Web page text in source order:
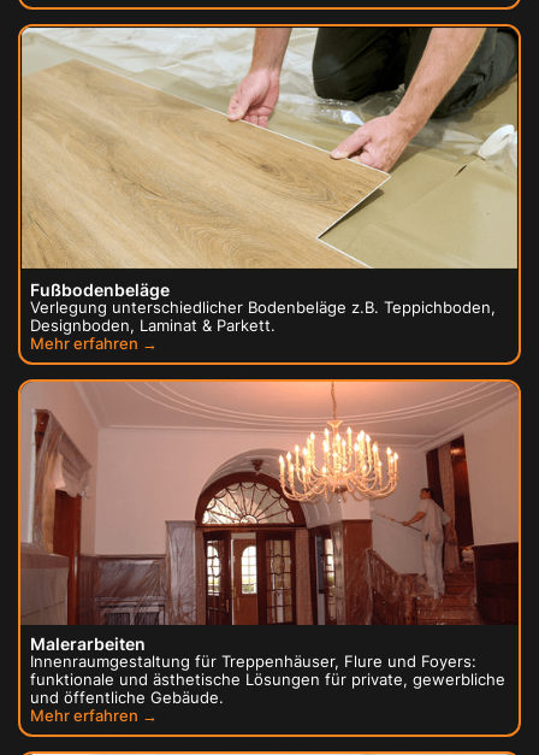
Fußbodenbeläge
Verlegung unterschiedlicher Bodenbeläge z.B. Teppichboden,
Designboden, Laminat & Parkett.
Mehr erfahren →
Malerarbeiten
Innenraumgestaltung für Treppenhäuser, Flure und Foyers:
funktionale und ästhetische Lösungen für private, gewerbliche
und öffentliche Gebäude.
Mehr erfahren →